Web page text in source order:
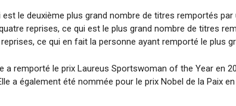
le deuxième plus grand nombre de titres remportés
reprises, ce qui est le plus grand nombre de titres
ce qui en fait la personne ayant remporté le plus
remporté le prix Laureus Sportswoman of the Year en
a également été nommée pour le prix Nobel de la Paix